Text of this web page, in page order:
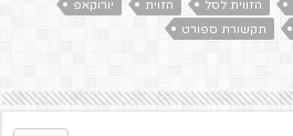
הזווית לסל הזוית
יורוקאפ
תקשורת ספורט